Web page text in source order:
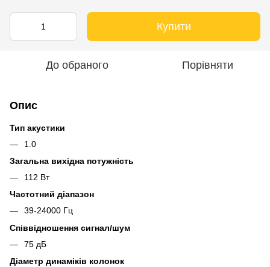
Купити
До обраного Порівняти
Опис
Тип акустики
1.0
Загальна вихідна потужність
112 Вт
Частотний діапазон
39-24000 Гц
Співвідношення сигнал/шум
75 дБ
Діаметр динаміків колонок